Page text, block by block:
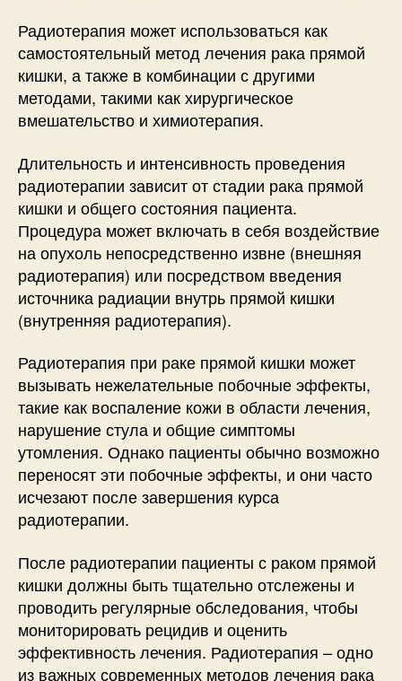
Радиотерапия может использоваться как
самостоятельный метод лечения рака прямой
кишки, а также в комбинации с другими
методами, такими как хирургическое
вмешательство и химиотерапия.
Длительность и интенсивность проведения
радиотерапии зависит от стадии рака прямой
кишки и общего состояния пациента.
Процедура может включать в себя воздействие
на опухоль непосредственно извне (внешняя
радиотерапия) или посредством введения
источника радиации внутрь прямой кишки
(внутренняя радиотерапия).
Радиотерапия при раке прямой кишки может
вызывать нежелательные побочные эффекты,
такие как воспаление кожи в области лечения,
нарушение стула и общие симптомы
утомления. Однако пациенты обычно возможно
переносят эти побочные эффекты, и они часто
исчезают после завершения курса
радиотерапии.
После радиотерапии пациенты с раком прямой
кишки должны быть тщательно отслежены и
проводить регулярные обследования, чтобы
мониторировать рецидив и оценить
эффективность лечения. Радиотерапия – одно
из важных современных методов лечения рака